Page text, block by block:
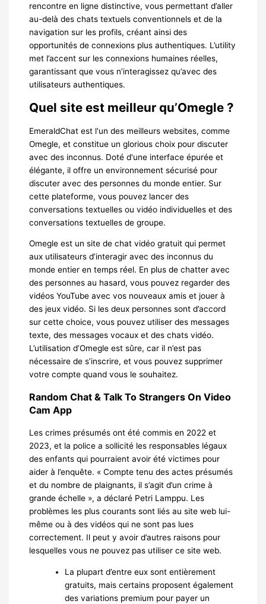
rencontre en ligne distinctive, vous permettant d’aller
au-delà des chats textuels conventionnels et de la
navigation sur les profils, créant ainsi des
opportunités de connexions plus authentiques. L’utility
met l’accent sur les connexions humaines réelles,
garantissant que vous n’interagissez qu’avec des
utilisateurs authentiques.
Quel site est meilleur qu’Omegle ?
EmeraldChat est l'un des meilleurs websites, comme
Omegle, et constitue un glorious choix pour discuter
avec des inconnus. Doté d'une interface épurée et
élégante, il offre un environnement sécurisé pour
discuter avec des personnes du monde entier. Sur
cette plateforme, vous pouvez lancer des
conversations textuelles ou vidéo individuelles et des
conversations textuelles de groupe.
Omegle est un site de chat vidéo gratuit qui permet
aux utilisateurs d’interagir avec des inconnus du
monde entier en temps réel. En plus de chatter avec
des personnes au hasard, vous pouvez regarder des
vidéos YouTube avec vos nouveaux amis et jouer à
des jeux vidéo. Si les deux personnes sont d’accord
sur cette choice, vous pouvez utiliser des messages
texte, des messages vocaux et des chats vidéo.
L’utilisation d’Omegle est sûre, car il n’est pas
nécessaire de s’inscrire, et vous pouvez supprimer
votre compte quand vous le souhaitez.
Random Chat & Talk To Strangers On Video
Cam App
Les crimes présumés ont été commis en 2022 et
2023, et la police a sollicité les responsables légaux
des enfants qui pourraient avoir été victimes pour
aider à l’enquête. « Compte tenu des actes présumés
et du nombre de plaignants, il s’agit d’un crime à
grande échelle », a déclaré Petri Lamppu. Les
problèmes les plus courants sont liés au site web lui-
même ou à des vidéos qui ne sont pas lues
correctement. Il peut y avoir d’autres raisons pour
lesquelles vous ne pouvez pas utiliser ce site web.
La plupart d’entre eux sont entièrement
gratuits, mais certains proposent également
des variations premium pour payer un